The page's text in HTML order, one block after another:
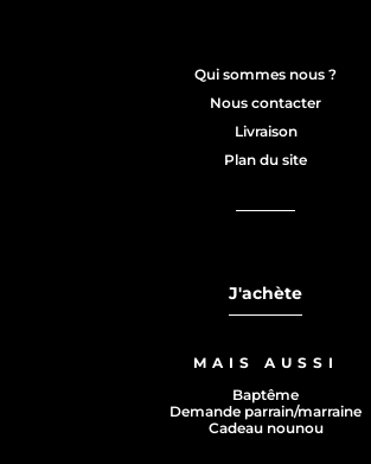
Qui sommes nous ?
Nous contacter
Livraison
Plan du site
J'achète
MAIS AUSSI
Baptême
Demande parrain/marraine
Cadeau nounou